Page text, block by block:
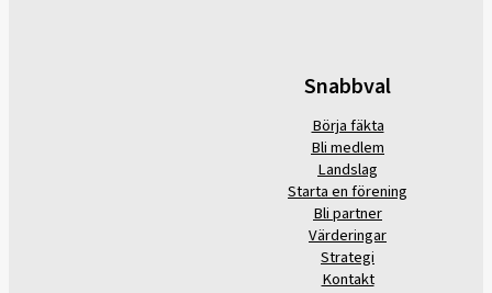
Snabbval
Börja fäkta
Bli medlem
Landslag
Starta en förening
Bli partner
Värderingar
Strategi
Kontakt